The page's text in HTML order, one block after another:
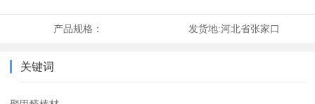
产品规格： 发货地:河北省张家口
关键词